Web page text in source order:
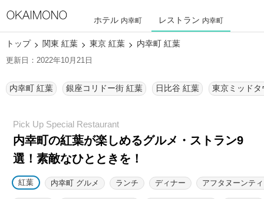
ホテル 内幸町 レストラン 内幸町
トップ 関東 紅葉 東京 紅葉 内幸町 紅葉
更新日：2022年10月21日
内幸町 紅葉 銀座コリドー街 紅葉 日比谷 紅葉
内幸町の紅葉が楽しめるグルメ・ストラン9
選！素敵なひとときを！
紅葉 内幸町 グルメ ランチ ディナー アフタヌーンテ